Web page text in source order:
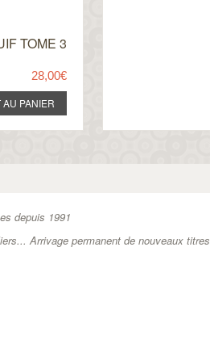
TOME 3
28,00€
depuis 1991
Arrivage permanent de nouveaux titres